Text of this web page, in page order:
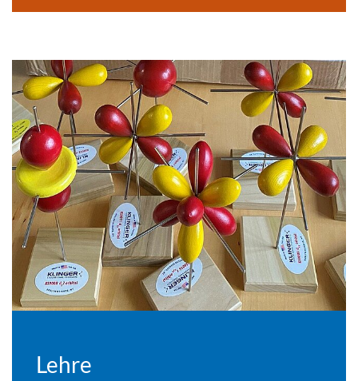
Lehre